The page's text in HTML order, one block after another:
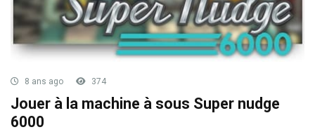
8 ans ago 374
Jouer à la machine à sous Super nudge
6000